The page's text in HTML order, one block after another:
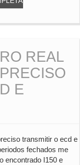
REAL
E
transmitir o ecd e
fechados me
encontrado I150 e